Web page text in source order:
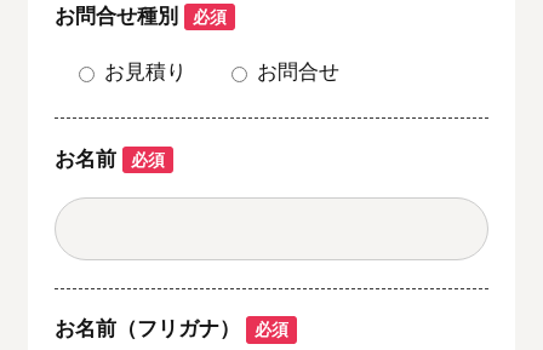
お問合せ種別 必須
お見積り お問合せ
お名前 必須
お名前（フリガナ） 必須